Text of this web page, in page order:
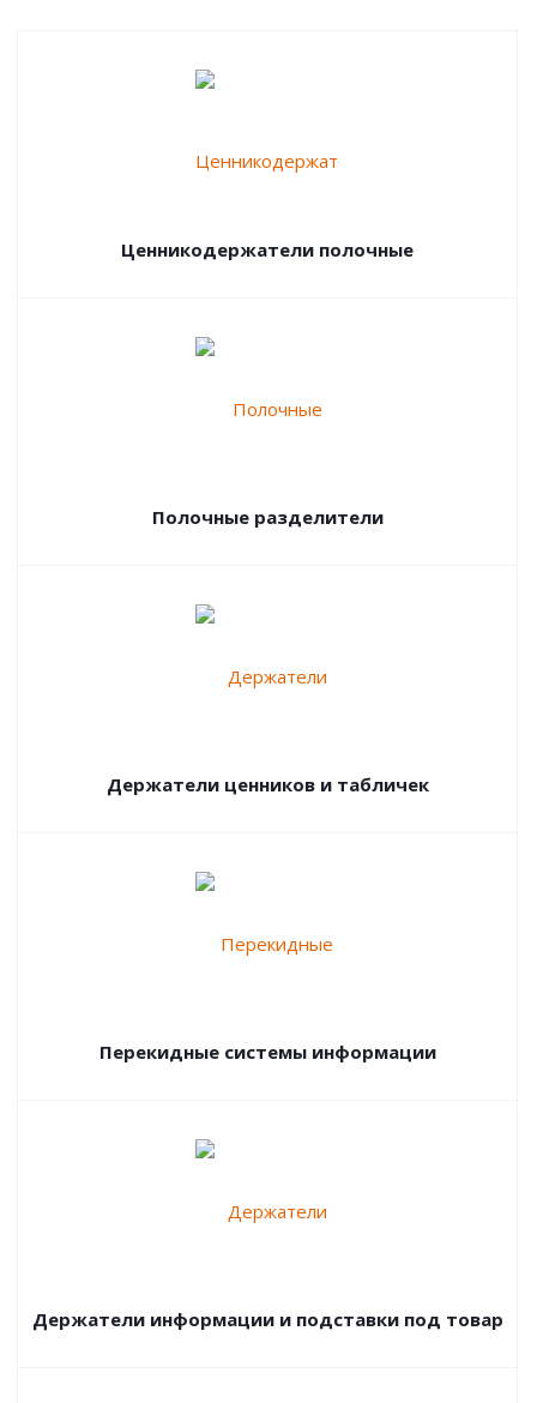
Ценникодержатели полочные
Полочные разделители
Держатели ценников и табличек
Перекидные системы информации
Держатели информации и подставки под товар